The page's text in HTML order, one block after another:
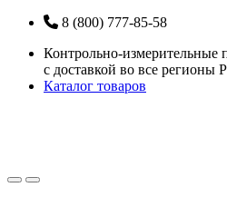
Перейти
навигации
Перейти
содержанию
8 (800) 777-85-58
Контрольно-
с доставкой во все регионы
Каталог товаров
OpenClose